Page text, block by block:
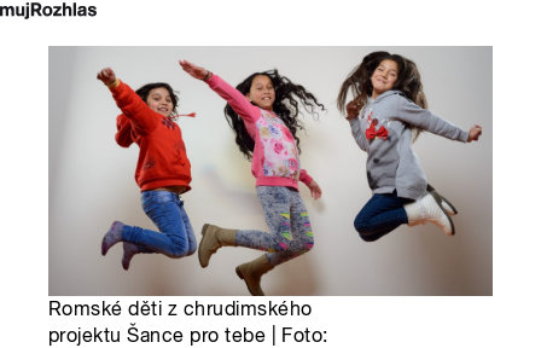
Romské děti z chrudimského
projektu Šance pro tebe | Foto: